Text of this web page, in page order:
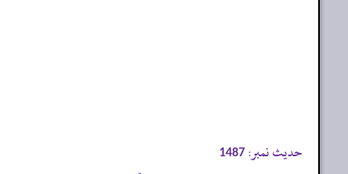
حدیث نمبر: 1487